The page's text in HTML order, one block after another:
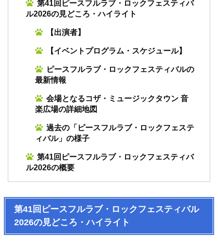
第41回ピースフルラブ・ロックフェスティバ
ル2026の見どころ・ハイライト
【出演者】
【イベントプログラム・スケジュール】
ピースフルラブ・ロックフェスティバルの
最新情報
会場となるコザ・ミュージックタウン 音
楽広場の詳細地図
過去の「ピースフルラブ・ロックフェステ
ィバル」の様子
第41回ピースフルラブ・ロックフェスティバ
ル2026の概要
第41回ピースフルラブ・ロックフェスティバル
2026の見どころ・ハイライト